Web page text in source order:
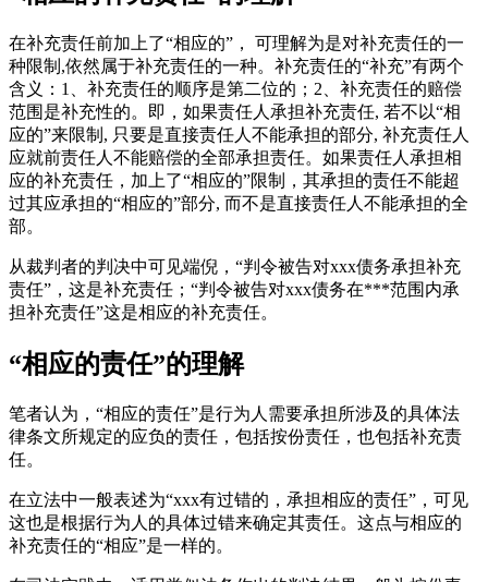
在补充责任前加上了“相应的”， 可理解为是对补充责任的一
种限制,依然属于补充责任的一种。补充责任的“补充”有两个
含义：1、补充责任的顺序是第二位的；2、补充责任的赔偿
范围是补充性的。即，如果责任人承担补充责任, 若不以“相
应的”来限制, 只要是直接责任人不能承担的部分, 补充责任人
应就前责任人不能赔偿的全部承担责任。如果责任人承担相
应的补充责任，加上了“相应的”限制，其承担的责任不能超
过其应承担的“相应的”部分, 而不是直接责任人不能承担的全
部。
从裁判者的判决中可见端倪，“判令被告对xxx债务承担补充
责任”，这是补充责任；“判令被告对xxx债务在***范围内承
担补充责任”这是相应的补充责任。
“相应的责任”的理解
笔者认为，“相应的责任”是行为人需要承担所涉及的具体法
律条文所规定的应负的责任，包括按份责任，也包括补充责
任。
在立法中一般表述为“xxx有过错的，承担相应的责任”，可见
这也是根据行为人的具体过错来确定其责任。这点与相应的
补充责任的“相应”是一样的。